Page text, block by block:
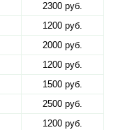
2300 руб.
1200 руб.
2000 руб.
1200 руб.
1500 руб.
2500 руб.
1200 руб.